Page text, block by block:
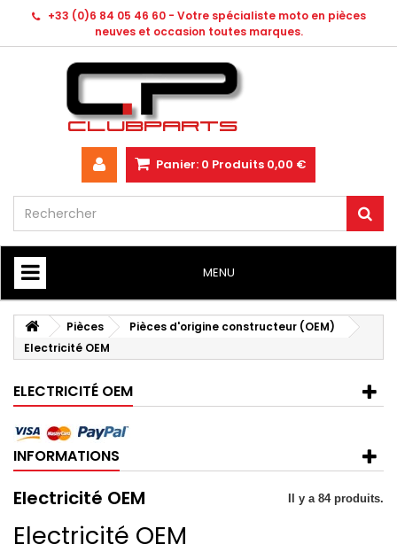
+33 (0)6 84 05 46 60 - Votre spécialiste moto en pièces
neuves et occasion toutes marques.
Panier: 0 Produits 0,00 €
MENU
HOME
Pièces
Pièces d'origine constructeur (OEM)
Electricité OEM
ELECTRICITÉ OEM
INFORMATIONS
Electricité OEM Il y a 84 produits.
Electricité OEM